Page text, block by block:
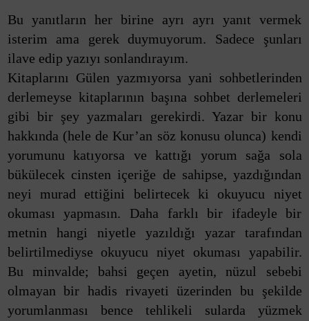
Bu yanıtların her birine ayrı ayrı yanıt vermek
isterim ama gerek duymuyorum. Sadece şunları
ilave edip yazıyı sonlandırayım.
Kitaplarını Gülen yazmıyorsa yani sohbetlerinden
derlemeyse kitaplarının başına sohbet derlemeleri
gibi bir şey yazmaları gerekirdi. Yazar bir konu
hakkında (hele de Kur’an söz konusu olunca) kendi
yorumunu katıyorsa ve kattığı yorum sağa sola
bükülecek cinsten içeriğe de sahipse, yazdığından
neyi murad ettiğini belirtecek ki okuyucu niyet
okuması yapmasın. Daha farklı bir ifadeyle bir
metnin hangi niyetle yazıldığı yazar tarafından
belirtilmediyse okuyucu niyet okuması yapabilir.
Bu minvalde; bahsi geçen ayetin, nüzul sebebi
olmayan bir hadis rivayeti üzerinden bu şekilde
yorumlanması bence tehlikeli sularda yüzmek